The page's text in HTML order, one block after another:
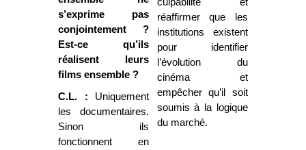
s’exprime pas
conjointement ?
Est-ce qu’ils
réalisent leurs
films ensemble ?
C.L. : Uniquement
les documentaires.
Sinon ils
fonctionnent en
réaffirmer que les
institutions existent
pour identifier
l’évolution du
cinéma et
empêcher qu’il soit
soumis à la logique
du marché.